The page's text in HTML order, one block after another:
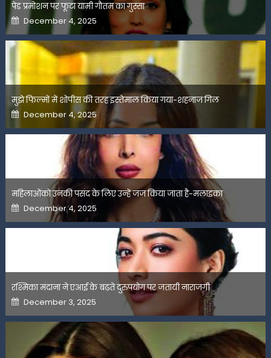
पेड प्रमोशन पर फूटा यामी गौतम का गुस्सा
Posted
on
December 4, 2025
मुझे फिल्मों में शोपीस की तरह इस्तेमाल किया गया-शहनाज गिल
Posted
on
December 4, 2025
महिलाओंको उनकी पसंद के लिए उन्हें जज किया जाता है-मलाइका
Posted
on
December 4, 2025
रश्मिका मंदाना ने एआई के बढ़ते दुरुपयोग पर जतायी नाराजगी
Posted
on
December 3, 2025